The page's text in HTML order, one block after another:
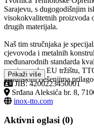
Sarajevu, s dugogodišnjim
visokokvalitetnih proizvoda
drugih materijala.
Naš tim stručnjaka je
cjevovoda i metalnih
međunarodnih standarda
usmjerene ka EU tržištu,
vrhunskim rješenjima
Prikaži više
JIB: 4200223450001
Srđana Aleksića br. 8,
inox-tto.com
Aktivni oglasi (0)